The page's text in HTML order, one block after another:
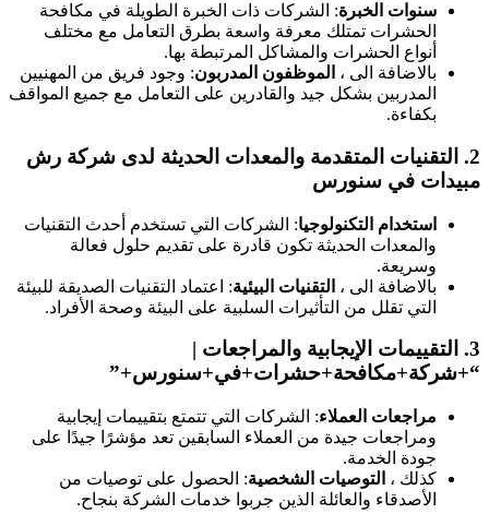
سنوات الخبرة: الشركات ذات الخبرة الطويلة في مكافحة
الحشرات تمتلك معرفة واسعة بطرق التعامل مع مختلف
أنواع الحشرات والمشاكل المرتبطة بها.
بالاضافة الى ، الموظفون المدربون: وجود فريق من المهنيين
المدربين بشكل جيد والقادرين على التعامل مع جميع المواقف
بكفاءة.
2. التقنيات المتقدمة والمعدات الحديثة لدى شركة رش
مبيدات في سنورس
استخدام التكنولوجيا: الشركات التي تستخدم أحدث التقنيات
والمعدات الحديثة تكون قادرة على تقديم حلول فعالة
وسريعة.
بالاضافة الى ، التقنيات البيئية: اعتماد التقنيات الصديقة للبيئة
التي تقلل من التأثيرات السلبية على البيئة وصحة الأفراد.
3. التقييمات الإيجابية والمراجعات |
“+شركة+مكافحة+حشرات+في+سنورس+”
مراجعات العملاء: الشركات التي تتمتع بتقييمات إيجابية
ومراجعات جيدة من العملاء السابقين تعد مؤشرًا جيدًا على
جودة الخدمة.
كذلك ، التوصيات الشخصية: الحصول على توصيات من
الأصدقاء والعائلة الذين جربوا خدمات الشركة بنجاح.